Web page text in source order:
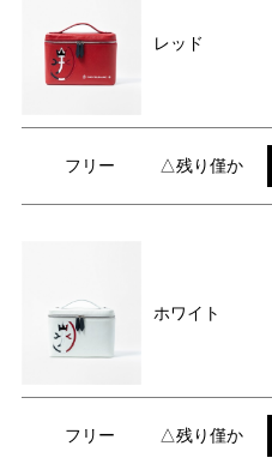
レッド
フリー △残り僅か
ホワイト
フリー △残り僅か